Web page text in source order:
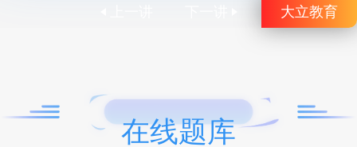
大立教育
在线题库